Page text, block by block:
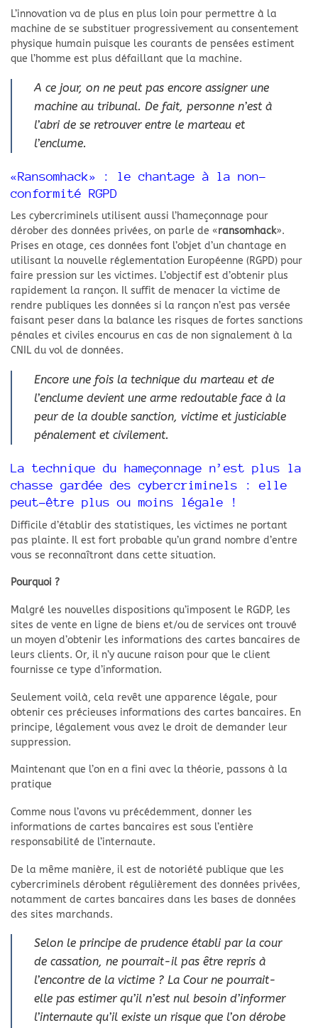
L’innovation va de plus en plus loin pour permettre à la
machine de se substituer progressivement au consentement
physique humain puisque les courants de pensées estiment
que l’homme est plus défaillant que la machine.
A ce jour, on ne peut pas encore assigner une
machine au tribunal. De fait, personne n’est à
l’abri de se retrouver entre le marteau et
l’enclume.
«Ransomhack» : le chantage à la non-
conformité RGPD
Les cybercriminels utilisent aussi l’hameçonnage pour
dérober des données privées, on parle de «ransomhack».
Prises en otage, ces données font l’objet d’un chantage en
utilisant la nouvelle réglementation Européenne (RGPD) pour
faire pression sur les victimes. L’objectif est d’obtenir plus
rapidement la rançon. Il suffit de menacer la victime de
rendre publiques les données si la rançon n’est pas versée
faisant peser dans la balance les risques de fortes sanctions
pénales et civiles encourus en cas de non signalement à la
CNIL du vol de données.
Encore une fois la technique du marteau et de
l’enclume devient une arme redoutable face à la
peur de la double sanction, victime et justiciable
pénalement et civilement.
La technique du hameçonnage n’est plus la
chasse gardée des cybercriminels : elle
peut-être plus ou moins légale !
Difficile d’établir des statistiques, les victimes ne portant
pas plainte. Il est fort probable qu’un grand nombre d’entre
vous se reconnaîtront dans cette situation.
Pourquoi ?
Malgré les nouvelles dispositions qu’imposent le RGDP, les
sites de vente en ligne de biens et/ou de services ont trouvé
un moyen d’obtenir les informations des cartes bancaires de
leurs clients. Or, il n’y aucune raison pour que le client
fournisse ce type d’information.
Seulement voilà, cela revêt une apparence légale, pour
obtenir ces précieuses informations des cartes bancaires. En
principe, légalement vous avez le droit de demander leur
suppression.
Maintenant que l’on en a fini avec la théorie, passons à la
pratique
Comme nous l’avons vu précédemment, donner les
informations de cartes bancaires est sous l’entière
responsabilité de l’internaute.
De la même manière, il est de notoriété publique que les
cybercriminels dérobent régulièrement des données privées,
notamment de cartes bancaires dans les bases de données
des sites marchands.
Selon le principe de prudence établi par la cour
de cassation, ne pourrait-il pas être repris à
l’encontre de la victime ? La Cour ne pourrait-
elle pas estimer qu’il n’est nul besoin d’informer
l’internaute qu’il existe un risque que l’on dérobe